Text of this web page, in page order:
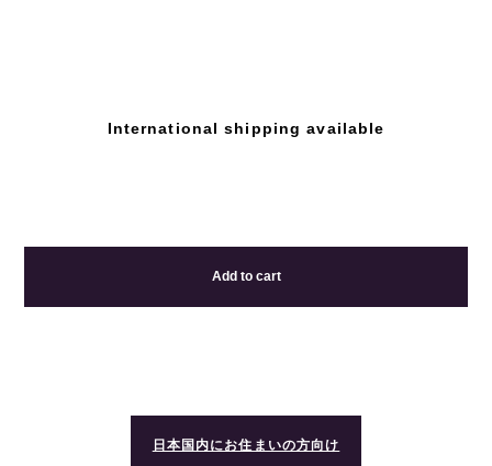
International shipping available
Add to cart
日本国内にお住まいの方向け